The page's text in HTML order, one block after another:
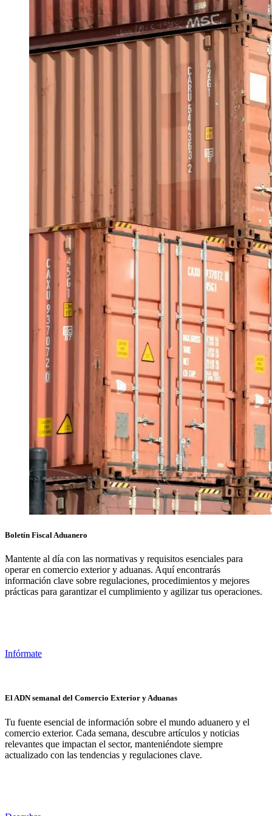
Boletín Fiscal Aduanero
Mantente al día con las normativas y requisitos esenciales para
operar en comercio exterior y aduanas. Aquí encontrarás
información clave sobre regulaciones, procedimientos y mejores
prácticas para garantizar el cumplimiento y agilizar tus operaciones.
Infórmate
El ADN semanal del Comercio Exterior y Aduanas
Tu fuente esencial de información sobre el mundo aduanero y el
comercio exterior. Cada semana, descubre artículos y noticias
relevantes que impactan el sector, manteniéndote siempre
actualizado con las tendencias y regulaciones clave.